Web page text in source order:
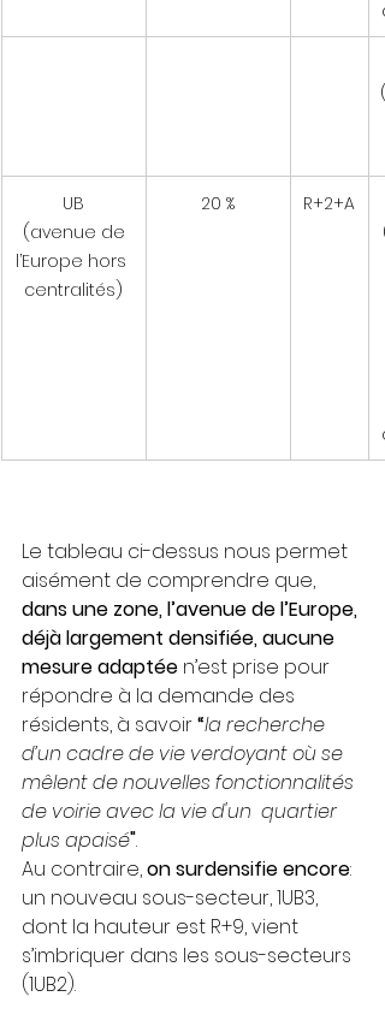
UB
(avenue de
l’Europe hors
centralités)
20 %
R+2+A
Le tableau ci-dessus nous permet
aisément de comprendre que,
dans une zone, l’avenue de l’Europe,
déjà largement densifiée, aucune
mesure adaptée n’est prise pour
répondre à la demande des
résidents, à savoir “la recherche
d’un cadre de vie verdoyant où se
mêlent de nouvelles fonctionnalités
de voirie avec la vie d'un  quartier
plus apaisé".
Au contraire, on surdensifie encore:
un nouveau sous-secteur, 1UB3,
dont la hauteur est R+9, vient
s’imbriquer dans les sous-secteurs
(1UB2).